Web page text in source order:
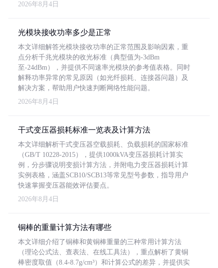
2026年8月4日
光模块接收功率多少是正常
本文详细解答光模块接收功率的正常范围及影响因素，重
点分析千兆光模块的收光标准（典型值为-3dBm
至-24dBm），并提供不同速率光模块的参考值表格。同时
解释功率异常的常见原因（如光纤损耗、连接器问题）及
解决方案，帮助用户快速判断网络性能问题。
2026年8月4日
干式变压器损耗标准一览表及计算方法
本文详细解析干式变压器空载损耗、负载损耗的国家标准
（GB/T 10228-2015），提供1000kVA变压器损耗计算实
例，分步骤说明变损计算方法，并附电力变压器损耗计算
实例表格，涵盖SCB10/SCB13等常见型号参数，指导用户
快速掌握变压器能效评估要点。
2026年8月4日
铜棒的重量计算方法有哪些
本文详细介绍了铜棒和黄铜棒重量的三种常用计算方法
（理论公式法、查表法、在线工具法），重点解析了黄铜
棒密度取值（8.4-8.7g/cm³）和计算公式的差异，并提供实